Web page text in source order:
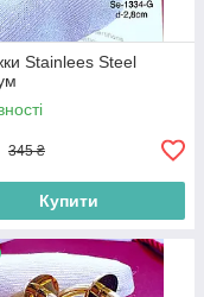
Stainlees Steel
345 ₴
Купити